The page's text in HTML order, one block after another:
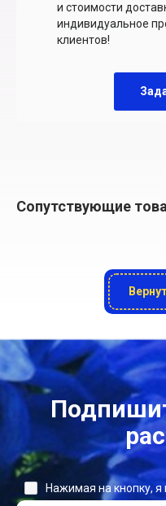
и стоимости
индивидуальное
клиентов!
Сопутствующие
Нажимая на кнопку,